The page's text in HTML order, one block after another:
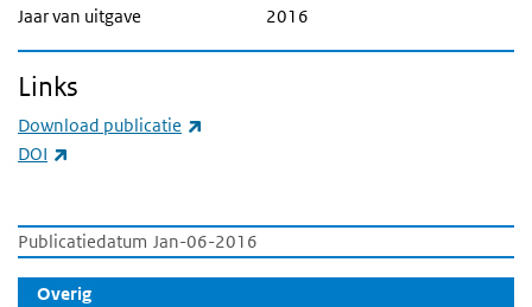
Publicatiedatum Jan-06-2016
Overig
Jaar van uitgave
2016
Links
Download publicatie
DOI